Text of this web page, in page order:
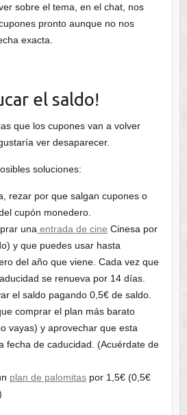
sobre el tema, en el chat, nos
pronto aunque no nos
exacta.
el saldo!
que los cupones van a volver
ver desaparecer.
soluciones:
rezar por que salgan cupones o
cupón monedero.
una entrada de cine Cinesa por
y que puedes usar hasta
del año que viene. Cada vez que
se renueva por 14 días.
el saldo pagando 0,5€ de saldo.
comprar el plan más barato
vayas) y aprovechar que esta
fecha de caducidad. (Acuérdate de
plan de palomitaspor 1,5€ (0,5€